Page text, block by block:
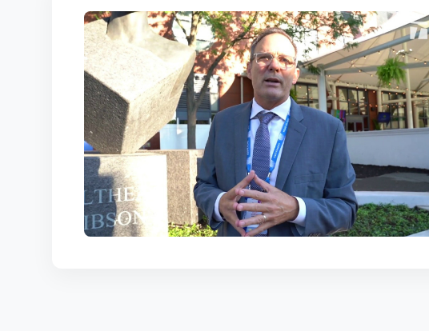
ДОКУМЕНТЫ
ПЕРСОНАЛИИ
КОНТАКТЫ